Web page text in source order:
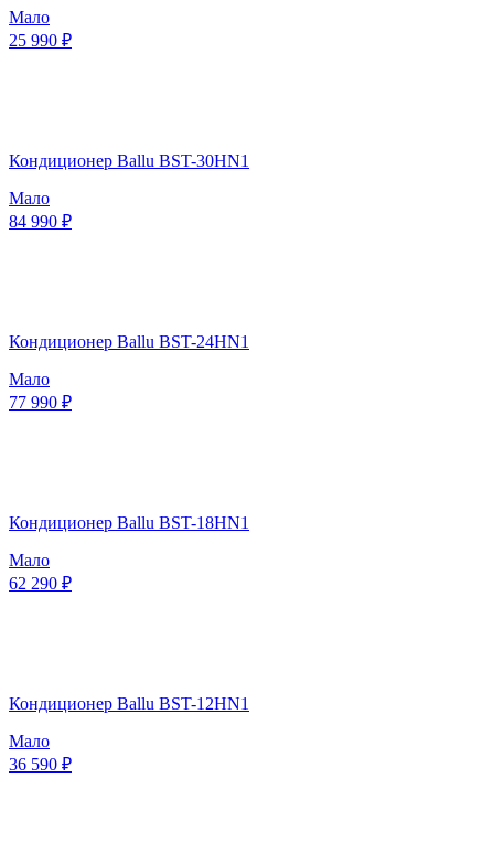
Мало
25 990 ₽
Кондиционер Ballu BST-30HN1
Мало
84 990 ₽
Кондиционер Ballu BST-24HN1
Мало
77 990 ₽
Кондиционер Ballu BST-18HN1
Мало
62 290 ₽
Кондиционер Ballu BST-12HN1
Мало
36 590 ₽